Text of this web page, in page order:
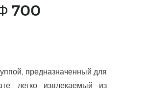
700
предназначенный для
легко извлекаемый из